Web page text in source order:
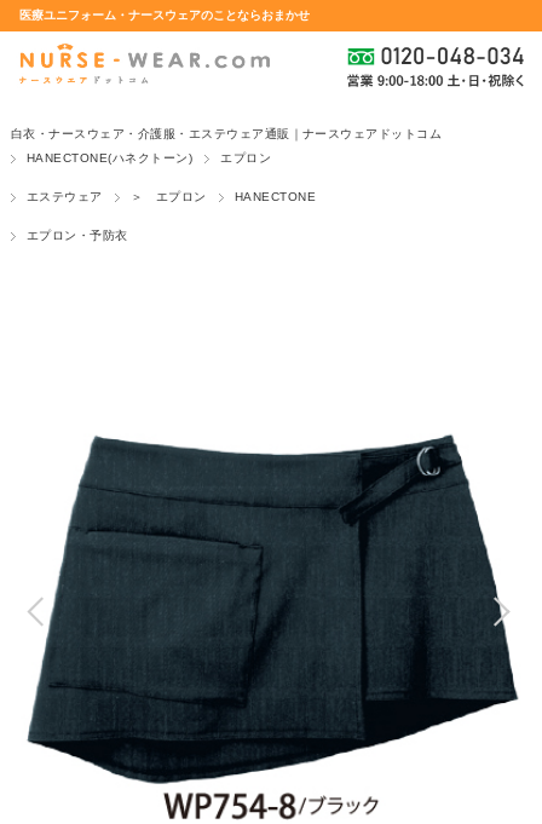
医療ユニフォーム・ナースウェアのことならおまかせ
白衣・ナースウェア・介護服・エステウェア通販｜ナースウェアドットコム
HANECTONE(ハネクトーン)
エプロン
エステウェア ＞ エプロン HANECTONE
エプロン・予防衣